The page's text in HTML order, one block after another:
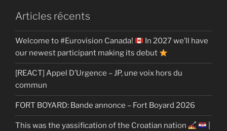
Articles récents
Welcome to #Eurovision Canada!
In 2027 we’ll have
our newest participant making its debut
[REACT] Appel D’Urgence – JP, une voix hors du
commun
FORT BOYARD: Bande annonce – Fort Boyard 2026
This was the yassification of the Croatian nation